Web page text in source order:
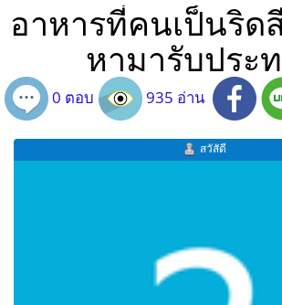
อาหารที่คนเป็นริด
หามารับประ
0 ตอบ 935 อ่าน
สวัสัดี